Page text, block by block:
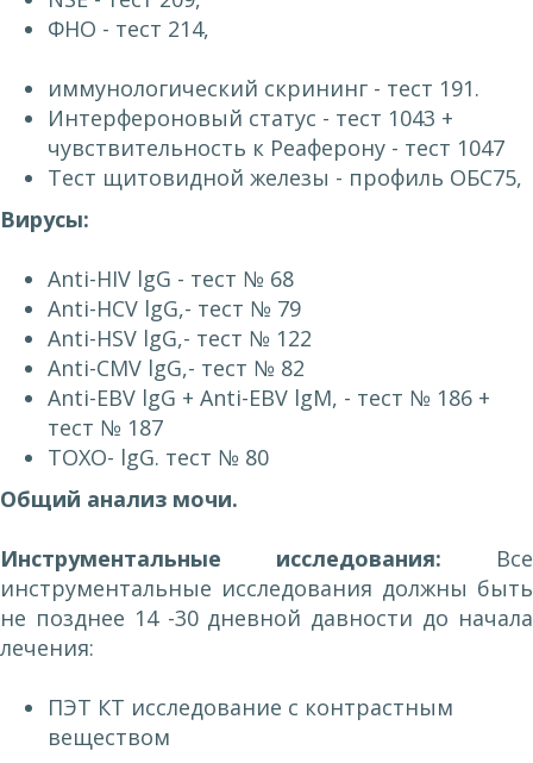
ФНО - тест 214,
иммунологический скрининг - тест 191.
Интерфероновый статус - тест 1043 +
чувствительность к Реаферону - тест 1047
Тест щитовидной железы - профиль ОБС75,
Вирусы:
Anti-HIV lgG - тест № 68
Anti-HCV lgG,- тест № 79
Anti-HSV lgG,- тест № 122
Anti-CMV lgG,- тест № 82
Anti-ЕВV lgG + Anti-ЕВV lgМ, - тест № 186 +
тест № 187
ТОХО- lgG. тест № 80
Общий анализ мочи.
Инструментальные исследования: Все
инструментальные исследования должны быть
не позднее 14 -30 дневной давности до начала
лечения:
ПЭТ КТ исследование с контрастным
веществом